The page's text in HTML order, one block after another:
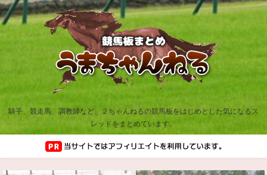
騎手、競走馬、調教師など、２ちゃんねるの競馬板をはじめとした気になるス
レッドをまとめています。